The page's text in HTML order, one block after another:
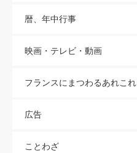
暦、年中行事
映画・テレビ・動画
フランスにまつわるあれこれ
広告
ことわざ